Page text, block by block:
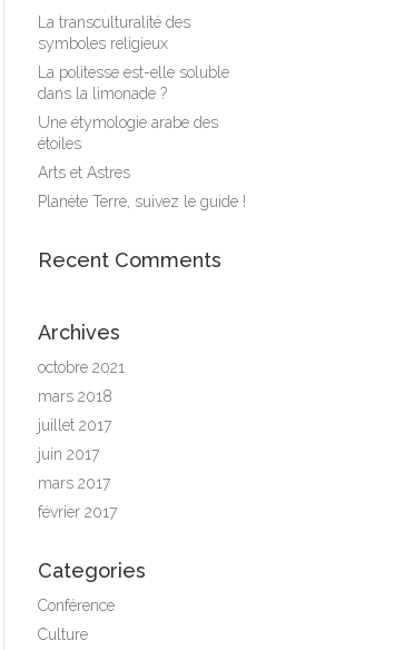
La transculturalité des
symboles religieux
La politesse est-elle soluble
dans la limonade ?
Une étymologie arabe des
étoiles
Arts et Astres
Planète Terre, suivez le guide !
Recent Comments
Archives
octobre 2021
mars 2018
juillet 2017
juin 2017
mars 2017
février 2017
Categories
Conférence
Culture